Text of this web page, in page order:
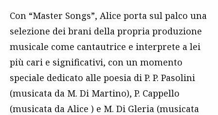
Con “Master Songs”, Alice porta sul palco una
selezione dei brani della propria produzione
musicale come cantautrice e interprete a lei
più cari e significativi, con un momento
speciale dedicato alle poesia di P. P. Pasolini
(musicata da M. Di Martino), P. Cappello
(musicata da Alice ) e M. Di Gleria (musicata